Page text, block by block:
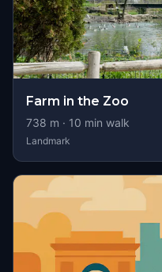
Farm in the Zoo
738 m · 10 min walk
Landmark